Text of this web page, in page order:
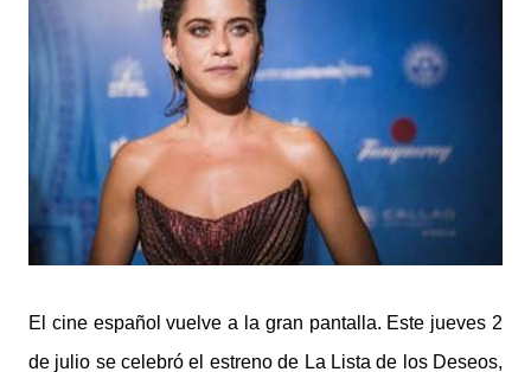
El cine español vuelve a la gran pantalla. Este jueves 2
de julio se celebró el estreno de La Lista de los Deseos,